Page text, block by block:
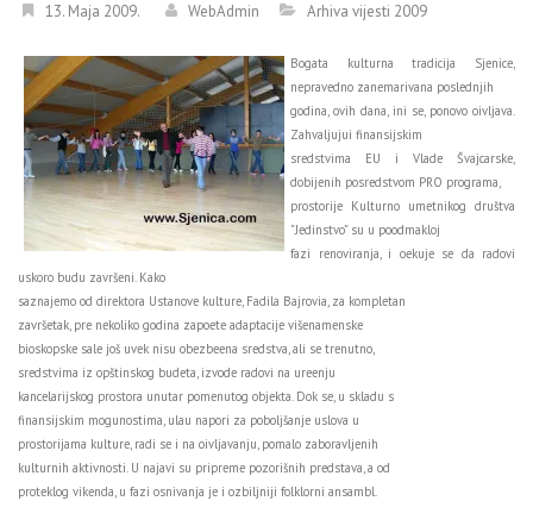
13. Maja 2009. WebAdmin Arhiva vijesti 2009
Bogata kulturna tradicija Sjenice,
nepravedno zanemarivana poslednjih
godina, ovih dana, ini se, ponovo oivljava.
Zahvaljujui finansijskim
sredstvima EU i Vlade Švajcarske,
dobijenih posredstvom PRO programa,
prostorije Kulturno umetnikog društva
”Jedinstvo” su u poodmakloj
fazi renoviranja, i oekuje se da radovi
uskoro budu završeni. Kako
saznajemo od direktora Ustanove kulture, Fadila Bajrovia, za kompletan
završetak, pre nekoliko godina zapoete adaptacije višenamenske
bioskopske sale još uvek nisu obezbeena sredstva, ali se trenutno,
sredstvima iz opštinskog budeta, izvode radovi na ureenju
kancelarijskog prostora unutar pomenutog objekta. Dok se, u skladu s
finansijskim mogunostima, ulau napori za poboljšanje uslova u
prostorijama kulture, radi se i na oivljavanju, pomalo zaboravljenih
kulturnih aktivnosti. U najavi su pripreme pozorišnih predstava, a od
proteklog vikenda, u fazi osnivanja je i ozbiljniji folklorni ansambl.